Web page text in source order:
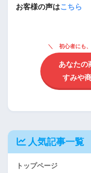
お客様の声はこちら
初心者にも
あなたの
すみや
人気記事一覧
トップページ